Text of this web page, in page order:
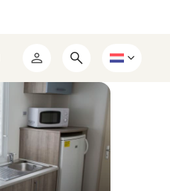
Mijn
RCN
Open
zoekformulier
Kies
taal